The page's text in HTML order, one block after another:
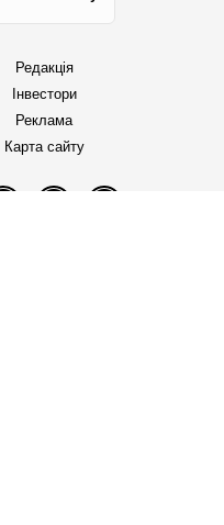
Редакція
Інвестори
Реклама
Карта сайту